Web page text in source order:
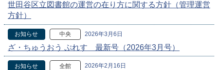
世田谷区立図書館の運営の在り方に関する方針（管理運営
方針）
お知らせ 中央 2026年3月6日
ざ・ちゅうおう ぷれす 最新号（2026年3月号）
お知らせ 全館 2026年2月16日